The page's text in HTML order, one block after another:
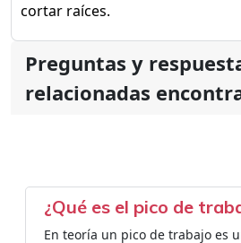
cortar raíces.
Preguntas y
relacionadas
¿Qué es el pico de
En teoría un pico de trabajo es